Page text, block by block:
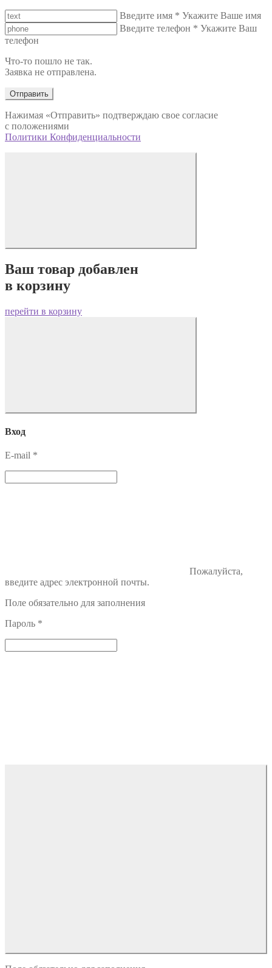
Введите имя * Укажите Ваше имя
Введите телефон * Укажите Ваш
телефон
Что-то пошло не так.
Заявка не отправлена.
Отправить
Нажимая «Отправить» подтверждаю свое согласие
с положениями
Политики Конфиденциальности
Ваш товар добавлен
в корзину
перейти в корзину
Вход
E-mail *
Пожалуйста,
введите адрес электронной почты.
Поле обязательно для заполнения
Пароль *